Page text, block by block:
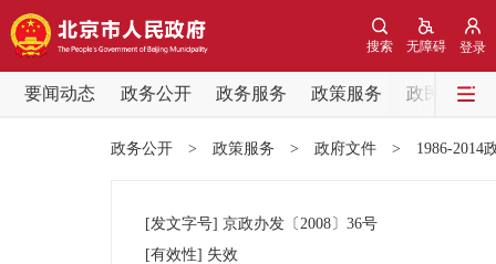
登录
无障碍
搜索
要闻动态 政务公开 政务服务 政策服务
政民互动
党中央精神
政务公开 > 政策服务 > 政府文件 > 1986-2014
[发文字号] 京政办发 〔2008〕 36号
[有效性] 失效